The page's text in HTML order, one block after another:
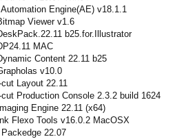
Engine(AE) v18.1.1
Viewer v1.6
b25.for.Illustrator
MAC
Content 22.11 b25
v10.0
Layout 22.11
Production Console 2.3.2 build 1624
Engine 22.11 (x64)
Flexo Tools v16.0.2 MacOSX
22.07